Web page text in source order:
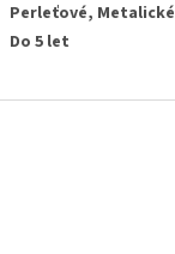
Perleťové, Metalické
Do 5 let